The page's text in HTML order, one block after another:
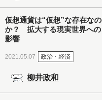
仮想通貨は“仮想”な存在なの
か？ 拡大する現実世界への
影響
2021.05.07 政治・経済
柳井政和